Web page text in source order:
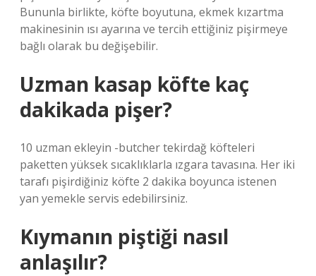
Bununla birlikte, köfte boyutuna, ekmek kızartma
makinesinin ısı ayarına ve tercih ettiğiniz pişirmeye
bağlı olarak bu değişebilir.
Uzman kasap köfte kaç
dakikada pişer?
10 uzman ekleyin -butcher tekirdağ köfteleri
paketten yüksek sıcaklıklarla ızgara tavasına. Her iki
tarafı pişirdiğiniz köfte 2 dakika boyunca istenen
yan yemekle servis edebilirsiniz.
Kıymanın piştiği nasıl
anlaşılır?